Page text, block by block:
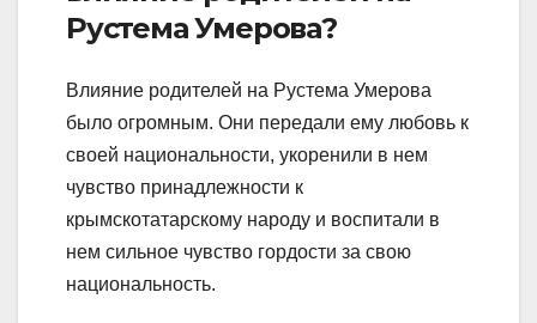
Рустема Умерова?
Влияние родителей на Рустема Умерова
было огромным. Они передали ему любовь к
своей национальности, укоренили в нем
чувство принадлежности к
крымскотатарскому народу и воспитали в
нем сильное чувство гордости за свою
национальность.